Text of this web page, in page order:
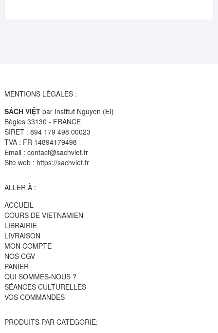
MENTIONS LÉGALES :
SÁCH VIỆTpar Institut Nguyen (EI)
Bègles 33130 - FRANCE
SIRET : 894 179 498 00023
TVA : FR 14894179498
Email : contact@sachviet.fr
Site web : https://sachviet.fr
ALLER À :
ACCUEIL
COURS DE VIETNAMIEN
LIBRAIRIE
LIVRAISON
MON COMPTE
NOS CGV
PANIER
QUI SOMMES-NOUS ?
SÉANCES CULTURELLES
VOS COMMANDES
PRODUITS PAR CATEGORIE: